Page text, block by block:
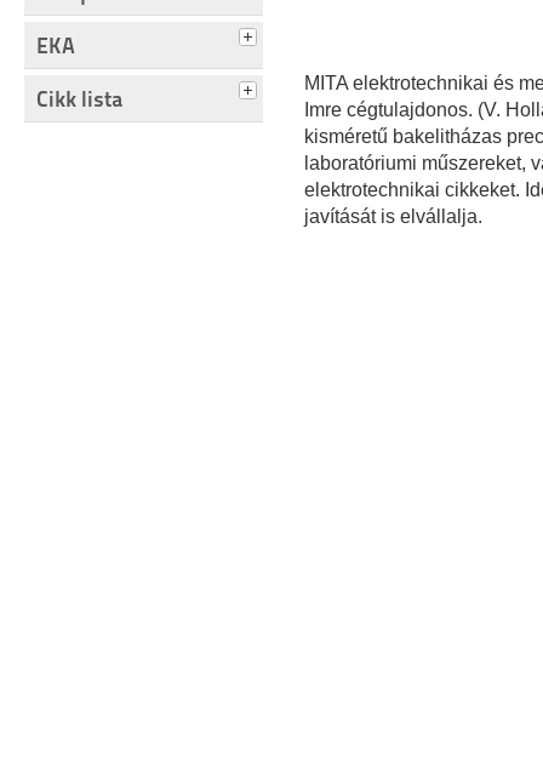
EKA
Cikk lista
MITA elektrotechnikai és
Imre cégtulajdonos. (V.
kisméretű bakelitházas
laboratóriumi műszereket,
elektrotechnikai cikkeket.
javítását is elvállalja.